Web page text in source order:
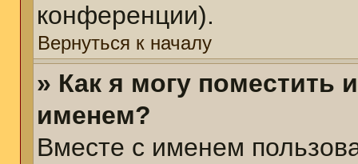
конференции).
Вернуться к началу
» Как я могу поместить
именем?
Вместе с именем